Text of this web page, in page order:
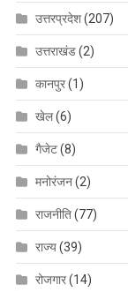
उत्तरप्रदेश(207)
उत्तराखंड(2)
कानपुर(1)
खेल(6)
गैजेट(8)
मनोरंजन(2)
राजनीति(77)
राज्य(39)
रोजगार(14)